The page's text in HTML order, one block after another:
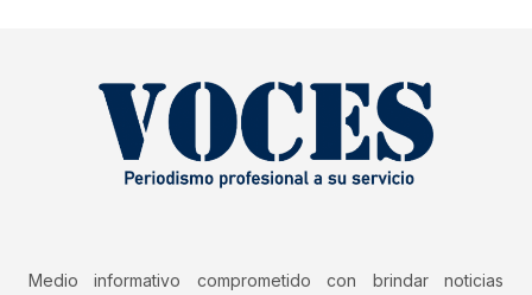
Medio informativo comprometido con brindar noticias